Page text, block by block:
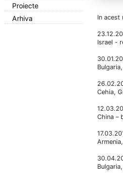
Proiecte
Arhiva
In acest
Israel -
Cehia,
China –